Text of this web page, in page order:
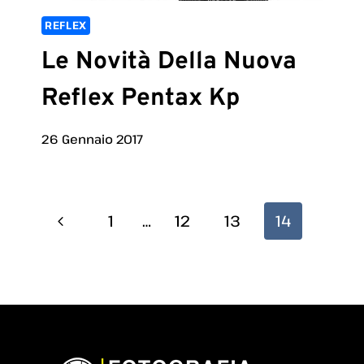
REFLEX
Le Novità Della Nuova
Reflex Pentax Kp
26 Gennaio 2017
Navigazione
Pagina
1 … 12 13 14